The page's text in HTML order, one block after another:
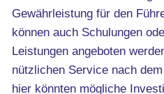
Gewährleistung für den
können auch Schulungen
Leistungen angeboten
nützlichen Service nach
hier könnten mögliche